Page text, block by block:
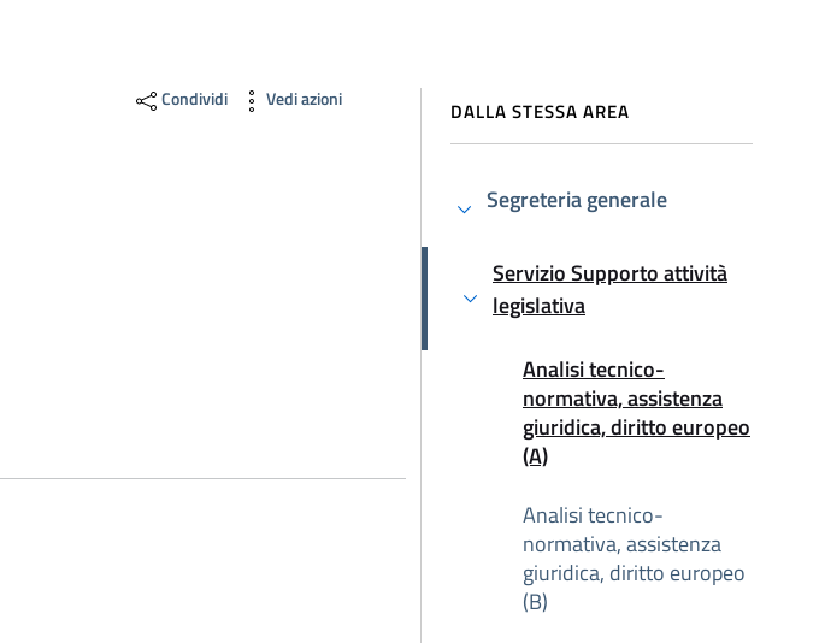
Condividi Vedi azioni DALLA STESSA AREA
Segreteria generale
Servizio Supporto attività
legislativa
Attivo
Analisi tecnico-
normativa, assistenza
giuridica, diritto europeo
(A)
Analisi tecnico-
normativa, assistenza
giuridica, diritto europeo
(B)